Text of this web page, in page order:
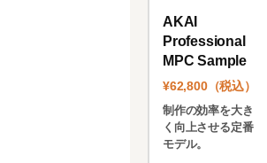
AKAI
Professional
MPC Sample
¥62,800（税込）
制作の効率を大き
く向上させる定番
モデル。